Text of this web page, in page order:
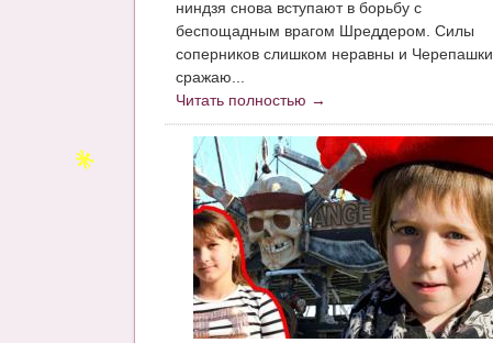
ниндзя снова вступают в борьбу с
беспощадным врагом Шреддером. Силы
соперников слишком неравны и Черепашки
сражаю...
Читать полностью →